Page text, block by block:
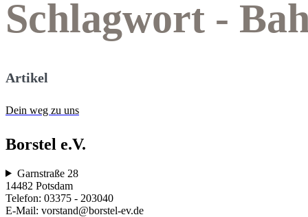
Schlagwort -
Artikel
Dein weg zu uns
Borstel e.V.
Garnstraße 28
14482 Potsdam
Telefon: 03375 - 203040
E-Mail: vorstand@borstel-ev.de